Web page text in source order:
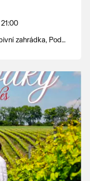
zahrádka, Pod